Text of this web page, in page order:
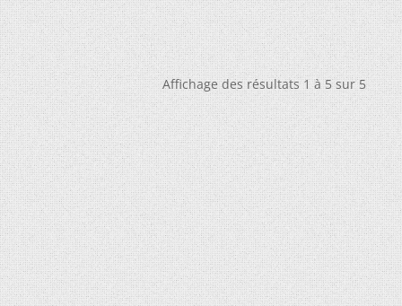
Affichage des résultats 1 à 5 sur 5